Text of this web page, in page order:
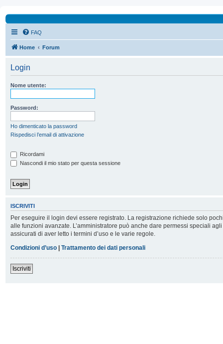
FAQ
Home Forum
Login
Nome utente:
Password:
Ho dimenticato la password
Rispedisci l’email di attivazione
Ricordami
Nascondi il mio stato per questa sessione
ISCRIVITI
Per eseguire il login devi essere registrato. La registrazione richiede solo
alle funzioni avanzate. L’amministratore può anche dare permessi speciali
assicurati di aver letto i termini d’uso e le varie regole.
Condizioni d’uso | Trattamento dei dati personali
Iscriviti